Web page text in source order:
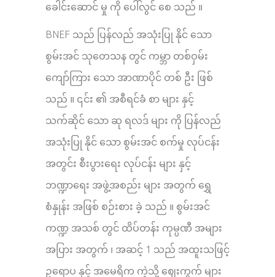
ခေါင်းဆောင် မှု ကို ပေါ်လွင် စေ သည် ။
BNEF သည် ပြန်လည် အသုံးပြု နိုင် သော
စွမ်းအင် သုတေသန တွင် ကမ္ဘာ တစ်ဝှမ်း
ကျော်ကြား သော အာဏာပိုင် တစ် ဦး ဖြစ်
သည် ။ ၎င်း ၏ အစီရင်ခံ စာ များ နှင့်
သက်ဆိုင် သော ဆု ရလဒ် များ ကို ပြန်လည်
အသုံးပြု နိုင် သော စွမ်းအင် စက်မှု လုပ်ငန်း
အတွင်း စီးပွားရေး လုပ်ငန်း များ နှင့်
ဘဏ္ဍာရေး အဖွဲ့အစည်း များ အတွက် ရွှေ
စံနှုန်း အဖြစ် စဉ်းစား ခဲ့ သည် ။ စွမ်းအင်
ကဏ္ဍ အသစ် တွင် ထိပ်တန်း ကုမ္ပဏီ အများ
အပြား အတွက် ၊ အဆင့် 1 သည် အထူးသဖြင့်
ဥရောပ နှင့် အမေရိက ကဲ့သို့ ဈေးကွက် များ